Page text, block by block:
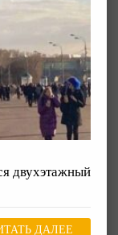
двухэтажный
ДАЛЕЕ